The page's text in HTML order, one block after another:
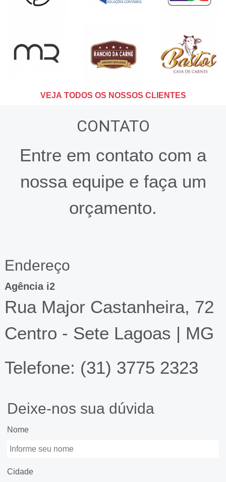
VEJA TODOS OS NOSSOS CLIENTES
CONTATO
Entre em contato com a
nossa equipe e faça um
orçamento.
Endereço
Agência i2
Rua Major Castanheira, 72
Centro - Sete Lagoas | MG
Telefone: (31) 3775 2323
Deixe-nos sua dúvida
Nome
Cidade